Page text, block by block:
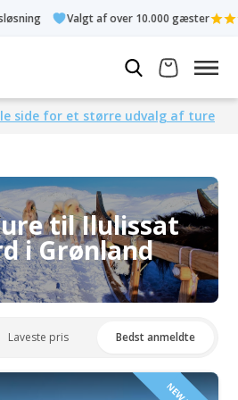
Valgt af over 10.000 gæster
side for et større udvalg af ture
til Ilulissat
i Grønland
Laveste pris Bedst anmeldte